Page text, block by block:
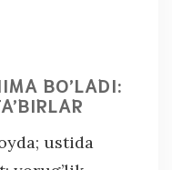
BO’LADI:
ustida